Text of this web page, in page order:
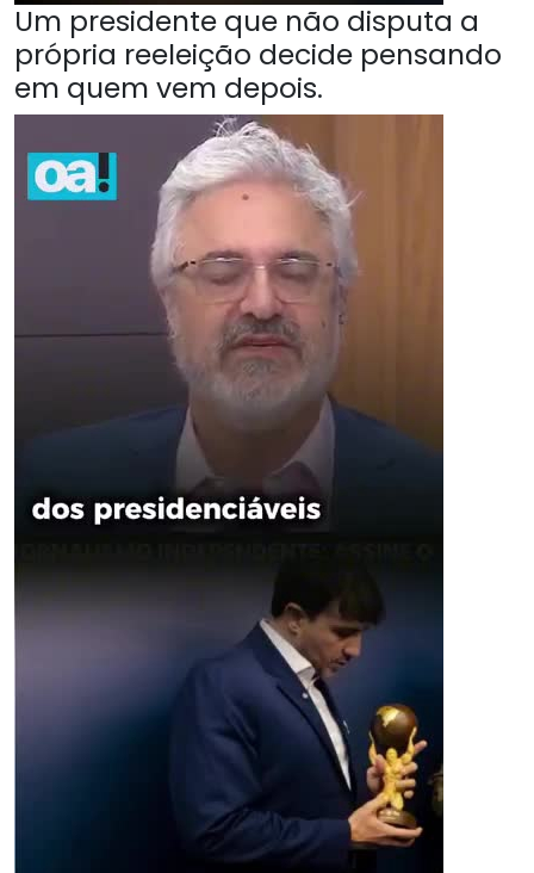
Um presidente que não disputa a
própria reeleição decide pensando
em quem vem depois.